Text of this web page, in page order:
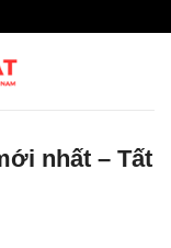
nhất – Tất